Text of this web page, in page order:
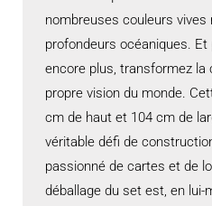
nombreuses couleurs
profondeurs océaniques.
encore plus, transformez
propre vision du monde.
cm de haut et 104 cm de
véritable défi de
passionné de cartes et de
déballage du set est, en lui-